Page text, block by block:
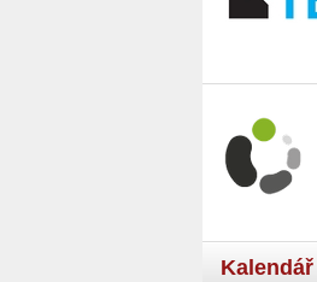
Kalendář